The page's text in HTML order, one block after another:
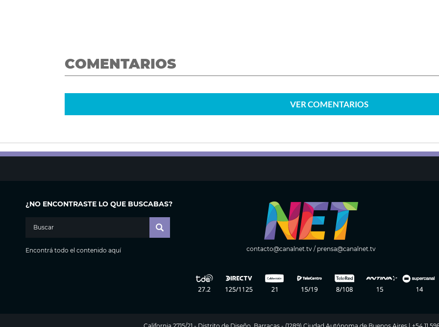
COMENTARIOS
VERCOMENTARIOS
¿NO ENCONTRASTE LO QUE BUSCABAS?
Encontrá todo el contenido aquí contacto@canalnet.tv/ prensa@canalnet.tv